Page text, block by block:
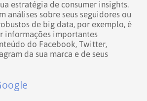
estratégia de consumer insights.
análises sobre seus seguidores ou
de big data, por exemplo, é
informações importantes
do Facebook, Twitter,
da sua marca e de seus